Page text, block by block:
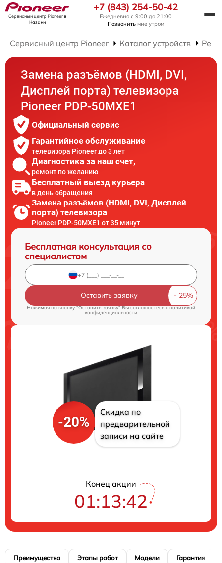
Сервисный центр Pioneerв
Казани
+7 (843) 254-50-42
Ежедневно с 9:00 до 21:00
Позвонить мне утром
Сервисный центр Pioneer Каталог устройств
Замена разъёмов (HDMI, DVI,
Дисплей порта) телевизора
Pioneer PDP-50MXE1
Официальный сервис
Гарантийное обслуживание
телевизора Pioneer до 3 лет
Диагностика за наш счет,
ремонт по желанию
Бесплатный выезд курьера
в день обращения
Замена разъёмов (HDMI, DVI, Дисплей
порта) телевизора
Pioneer PDP-50MXE1 от 35 минут
Бесплатная консультация со
специалистом
Оставить заявку
Нажимая на кнопку "Оставить заявку" Вы соглашаетесь cполитикой
конфиденциальности
-20%
Скидка по
предварительной
записи на сайте
Конец акции
01:13:41
Преимущества Этапы работ Модели Гарантия